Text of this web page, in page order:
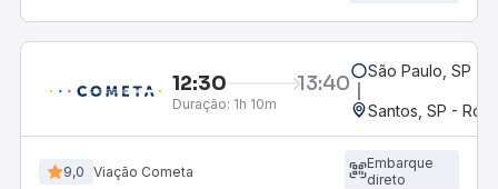
12:30 13:40
Duração: 1h 10m
São Paulo, SP -
Santos, SP -
9,0 Viação Cometa
Embarque
direto